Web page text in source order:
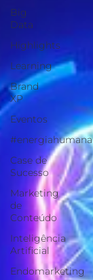
Big
Data
Highlights
Learning
Brand
XP
Eventos
#energiahumana
Case de
Sucesso
Marketing
de
Conteúdo
Inteligência
Artificial
Endomarketing